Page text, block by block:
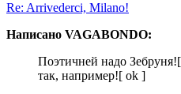
Re: Arrivederci, Milano!
Написано VAGABONDO:
Поэтичней надо
так, например![ ok ]